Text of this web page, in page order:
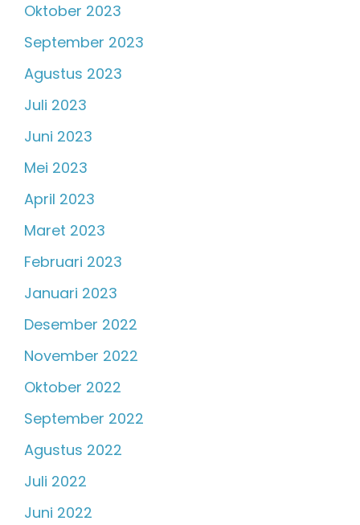
Oktober 2023
September 2023
Agustus 2023
Juli 2023
Juni 2023
Mei 2023
April 2023
Maret 2023
Februari 2023
Januari 2023
Desember 2022
November 2022
Oktober 2022
September 2022
Agustus 2022
Juli 2022
Juni 2022